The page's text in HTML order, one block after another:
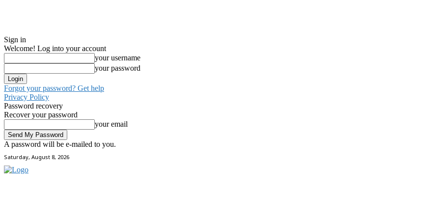
Sign in
Welcome! Log into your account
your username
your password
Forgot your password? Get help
Privacy Policy
Password recovery
Recover your password
your email
A password will be e-mailed to you.
Saturday, August 8, 2026